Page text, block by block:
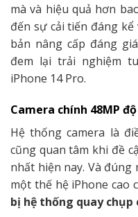
mà và hiệu quả hơn
đến sự cải tiến đáng kể
bản nâng cấp đáng
đem lại trải nghiệm
iPhone 14 Pro.
Camera chính 48MP
Hệ thống camera là
cũng quan tâm khi đề
nhất hiện nay. Và
một thế hệ iPhone cao
bị hệ thống quay chụp